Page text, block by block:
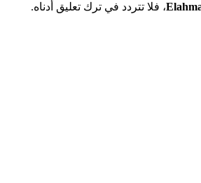
، فلا تتردد في ترك تعليق أدناه.